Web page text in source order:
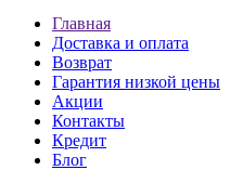
Главная
Доставка и оплата
Возврат
Гарантия низкой цены
Акции
Контакты
Кредит
Блог